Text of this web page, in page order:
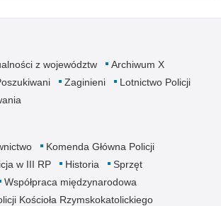
z województw
Archiwum X
Zaginieni
Lotnictwo Policji
Komenda Główna Policji
w III RP Historia
Sprzęt
Współpraca międzynarodowa
Kościoła Rzymskokatolickiego